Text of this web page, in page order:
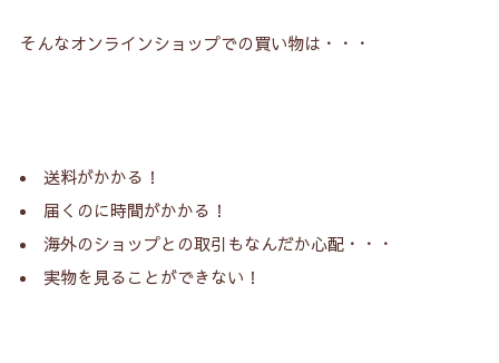
そんなオンラインショップでの買い物は・・・
送料がかかる！
届くのに時間がかかる！
海外のショップとの取引もなんだか心配・・・
実物を見ることができない！